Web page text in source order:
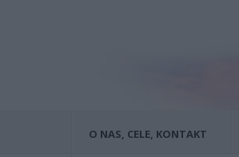
O NAS, CELE, KONTAKT